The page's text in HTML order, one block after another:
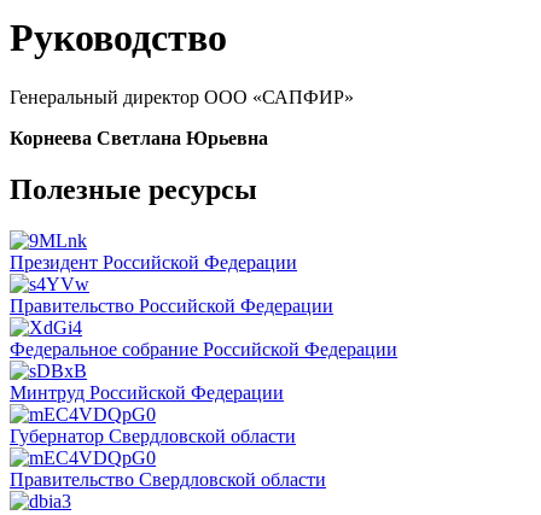
Руководство
Генеральный директор ООО «САПФИР»
Корнеева Светлана Юрьевна
Полезные ресурсы
Президент Российской Федерации
Правительство Российской Федерации
Федеральное собрание Российской Федерации
Минтруд Российской Федерации
Губернатор Свердловской области
Правительство Свердловской области